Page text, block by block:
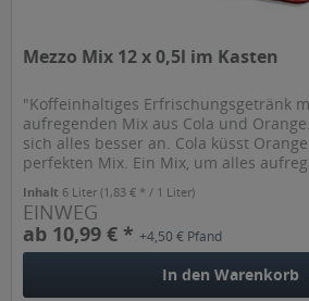
Mezzo Mix 12 x 0,5l im Kasten
"Koffeinhaltiges Erfrischungsgetränk
aufregenden Mix aus Cola und
sich alles besser an. Cola küsst
perfekten Mix. Ein Mix, um alles
Inhalt 6 Liter(1,83 € * / 1 Liter)
EINWEG
ab 10,99 € *+4,50 € Pfand
In den Warenkorb